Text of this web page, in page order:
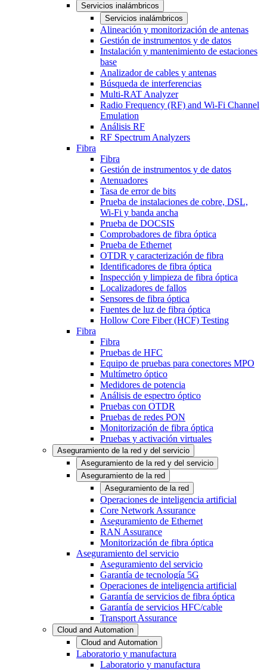
Servicios inalámbricos
Servicios inalámbricos
Alineación y monitorización de antenas
Gestión de instrumentos y de datos
Instalación y mantenimiento de estaciones
base
Analizador de cables y antenas
Búsqueda de interferencias
Multi-RAT Analyzer
Radio Frequency (RF) and Wi-Fi Channel
Emulation
Análisis RF
RF Spectrum Analyzers
Fibra
Fibra
Gestión de instrumentos y de datos
Atenuadores
Tasa de error de bits
Prueba de instalaciones de cobre, DSL,
Wi-Fi y banda ancha
Prueba de DOCSIS
Comprobadores de fibra óptica
Prueba de Ethernet
OTDR y caracterización de fibra
Identificadores de fibra óptica
Inspección y limpieza de fibra óptica
Localizadores de fallos
Sensores de fibra óptica
Fuentes de luz de fibra óptica
Hollow Core Fiber (HCF) Testing
Fibra
Fibra
Pruebas de HFC
Equipo de pruebas para conectores MPO
Multímetro óptico
Medidores de potencia
Análisis de espectro óptico
Pruebas con OTDR
Pruebas de redes PON
Monitorización de fibra óptica
Pruebas y activación virtuales
Aseguramiento de la red y del servicio
Aseguramiento de la red y del servicio
Aseguramiento de la red
Aseguramiento de la red
Operaciones de inteligencia artificial
Core Network Assurance
Aseguramiento de Ethernet
RAN Assurance
Monitorización de fibra óptica
Aseguramiento del servicio
Aseguramiento del servicio
Garantía de tecnología 5G
Operaciones de inteligencia artificial
Garantía de servicios de fibra óptica
Garantía de servicios HFC/cable
Transport Assurance
Cloud and Automation
Cloud and Automation
Laboratorio y manufactura
Laboratorio y manufactura